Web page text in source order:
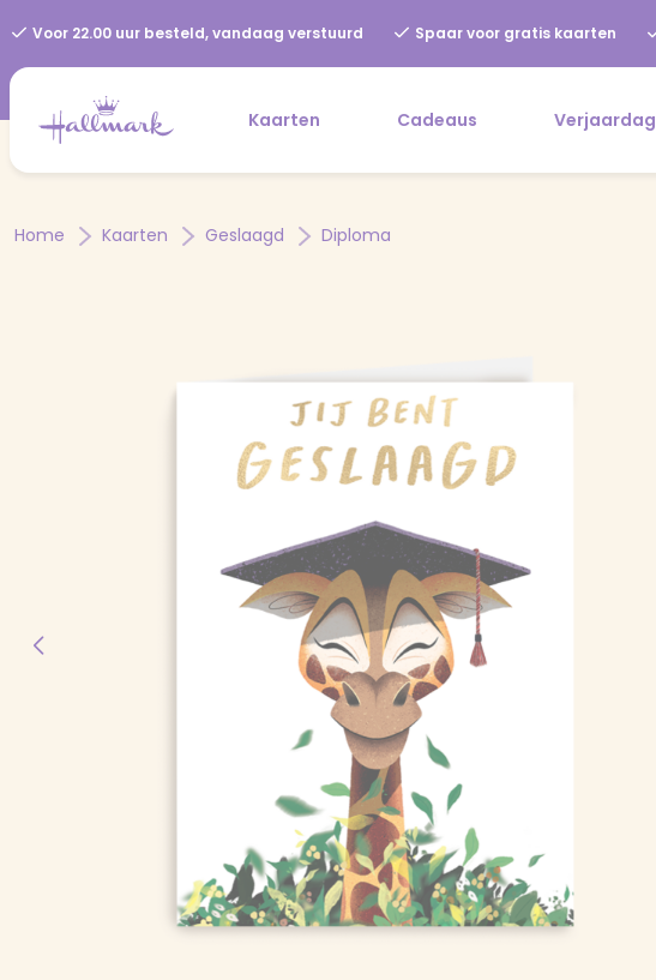
Voor 22.00 uur besteld, vandaag verstuurd Spaar voor gratis kaarten
Kaarten Cadeaus Verjaardag
Home Kaarten Geslaagd Diploma